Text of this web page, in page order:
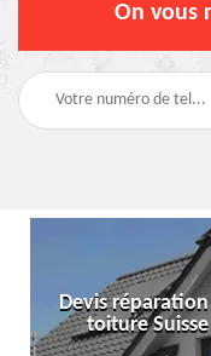
On vous
Devis
toiture Suisse